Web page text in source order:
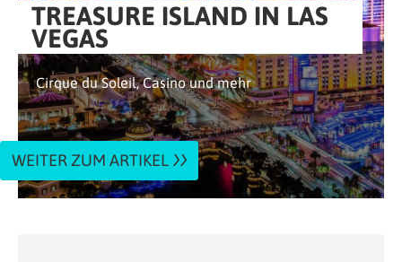
TREASURE ISLAND IN LAS
VEGAS
Cirque du Soleil, Casino und mehr
WEITER ZUM ARTIKEL